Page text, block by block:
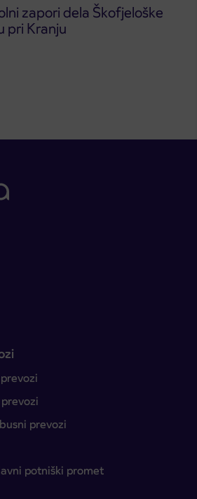
zapori dela Škofjeloške
pri Kranju
prevozi
potniški promet